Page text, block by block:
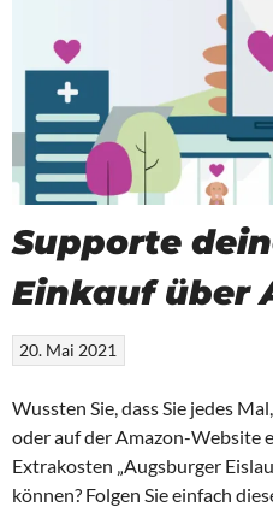
Supporte
Einkauf über
20. Mai 2021
Wussten Sie, dass Sie jedes
oder auf der Amazon-Website
Extrakosten „Augsburger
können? Folgen Sie einfach